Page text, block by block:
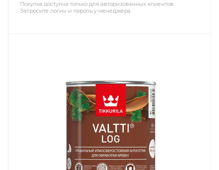
Покупка доступна только для авторизованных клиентов.
Запросите логин и пароль у менеджера.